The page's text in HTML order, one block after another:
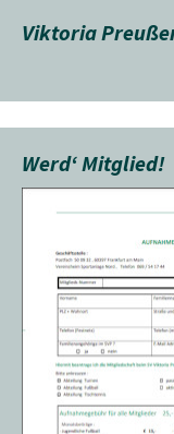
Viktoria
Werd‘ Mitglied!